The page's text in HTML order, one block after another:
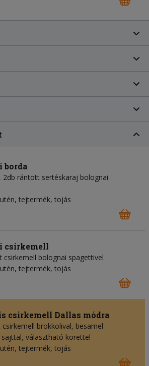
borda
2db rántott sertéskaraj bolognai
tejtermék, tojás
csirkemell
csirkemell bolognai spagettivel
tejtermék, tojás
csirkemell Dallas módra
brokkolival, besamel
választható körettel
tejtermék, tojás